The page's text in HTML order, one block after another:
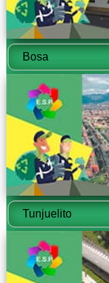
Bosa
Tunjuelito